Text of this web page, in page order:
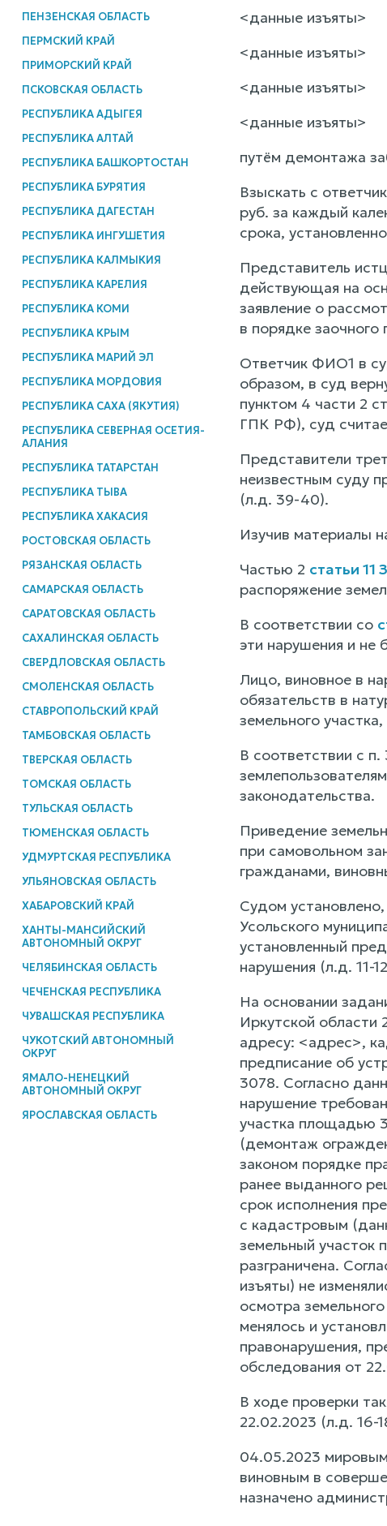
ПЕНЗЕНСКАЯ ОБЛАСТЬ
ПЕРМСКИЙ КРАЙ
ПРИМОРСКИЙ КРАЙ
ПСКОВСКАЯ ОБЛАСТЬ
РЕСПУБЛИКА АДЫГЕЯ
РЕСПУБЛИКА АЛТАЙ
РЕСПУБЛИКА БАШКОРТОСТАН
РЕСПУБЛИКА БУРЯТИЯ
РЕСПУБЛИКА ДАГЕСТАН
РЕСПУБЛИКА ИНГУШЕТИЯ
РЕСПУБЛИКА КАЛМЫКИЯ
РЕСПУБЛИКА КАРЕЛИЯ
РЕСПУБЛИКА КОМИ
РЕСПУБЛИКА КРЫМ
РЕСПУБЛИКА МАРИЙ ЭЛ
РЕСПУБЛИКА МОРДОВИЯ
РЕСПУБЛИКА САХА (ЯКУТИЯ)
РЕСПУБЛИКА СЕВЕРНАЯ ОСЕТИЯ-
АЛАНИЯ
РЕСПУБЛИКА ТАТАРСТАН
РЕСПУБЛИКА ТЫВА
РЕСПУБЛИКА ХАКАСИЯ
РОСТОВСКАЯ ОБЛАСТЬ
РЯЗАНСКАЯ ОБЛАСТЬ
САМАРСКАЯ ОБЛАСТЬ
САРАТОВСКАЯ ОБЛАСТЬ
САХАЛИНСКАЯ ОБЛАСТЬ
СВЕРДЛОВСКАЯ ОБЛАСТЬ
СМОЛЕНСКАЯ ОБЛАСТЬ
СТАВРОПОЛЬСКИЙ КРАЙ
ТАМБОВСКАЯ ОБЛАСТЬ
ТВЕРСКАЯ ОБЛАСТЬ
ТОМСКАЯ ОБЛАСТЬ
ТУЛЬСКАЯ ОБЛАСТЬ
ТЮМЕНСКАЯ ОБЛАСТЬ
УДМУРТСКАЯ РЕСПУБЛИКА
УЛЬЯНОВСКАЯ ОБЛАСТЬ
ХАБАРОВСКИЙ КРАЙ
ХАНТЫ-МАНСИЙСКИЙ
АВТОНОМНЫЙ ОКРУГ
ЧЕЛЯБИНСКАЯ ОБЛАСТЬ
ЧЕЧЕНСКАЯ РЕСПУБЛИКА
ЧУВАШСКАЯ РЕСПУБЛИКА
ЧУКОТСКИЙ АВТОНОМНЫЙ
ОКРУГ
ЯМАЛО-НЕНЕЦКИЙ
АВТОНОМНЫЙ ОКРУГ
ЯРОСЛАВСКАЯ ОБЛАСТЬ
<данные изъяты>
<данные изъяты>
<данные изъяты>
<данные изъяты>
путём демонтажа
Взыскать с
руб. за каждый
срока,
Представитель
действующая на
заявление о
в порядке заочного
Ответчик ФИО1 в
образом, в суд
пунктом 4 части 2
ГПК РФ), суд
Представители
неизвестным суду
(л.д. 39-40).
Изучив материалы
Частью 2 статьи 11
распоряжение
В соответствии со
эти нарушения и не
Лицо, виновное в
обязательств в
земельного
В соответствии с п.
законодательства.
Приведение
при самовольном
гражданами,
Судом
Усольского
установленный
нарушения (л.д. 11-
На основании
Иркутской области
адресу: <адрес>,
предписание об
3078. Согласно
нарушение
участка площадью
(демонтаж
законом порядке
ранее выданного
срок исполнения
с кадастровым
земельный участок
разграничена.
изъяты) не
осмотра
менялось и
правонарушения,
обследования от
В ходе проверки
22.02.2023 (л.д. 16-
04.05.2023
виновным в
назначено